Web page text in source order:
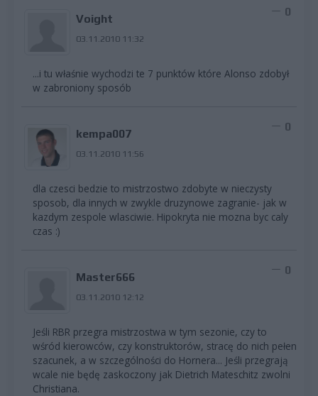
Voight
03.11.2010 11:32
0
...i tu właśnie wychodzi te 7 punktów które Alonso zdobył
w zabroniony sposób
kempa007
03.11.2010 11:56
0
dla czesci bedzie to mistrzostwo zdobyte w nieczysty
sposob, dla innych w zwykle druzynowe zagranie- jak w
kazdym zespole wlasciwie. Hipokryta nie mozna byc caly
czas :)
Master666
03.11.2010 12:12
0
Jeśli RBR przegra mistrzostwa w tym sezonie, czy to
wśród kierowców, czy konstruktorów, stracę do nich pełen
szacunek, a w szczególności do Hornera... Jeśli przegrają
wcale nie będę zaskoczony jak Dietrich Mateschitz zwolni
Christiana.